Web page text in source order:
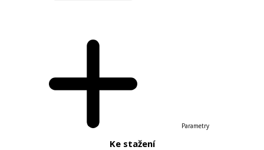
Parametry
Ke stažení